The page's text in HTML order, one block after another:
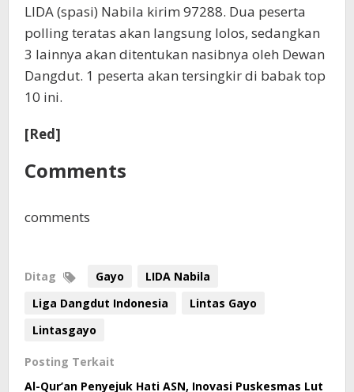
LIDA (spasi) Nabila kirim 97288. Dua peserta
polling teratas akan langsung lolos, sedangkan
3 lainnya akan ditentukan nasibnya oleh Dewan
Dangdut. 1 peserta akan tersingkir di babak top
10 ini.
[Red]
Comments
comments
Ditag Gayo
LIDA Nabila
Liga Dangdut Indonesia
Lintas Gayo
Lintasgayo
Posting Terkait
Al-Qur’an Penyejuk Hati ASN, Inovasi Puskesmas Lut